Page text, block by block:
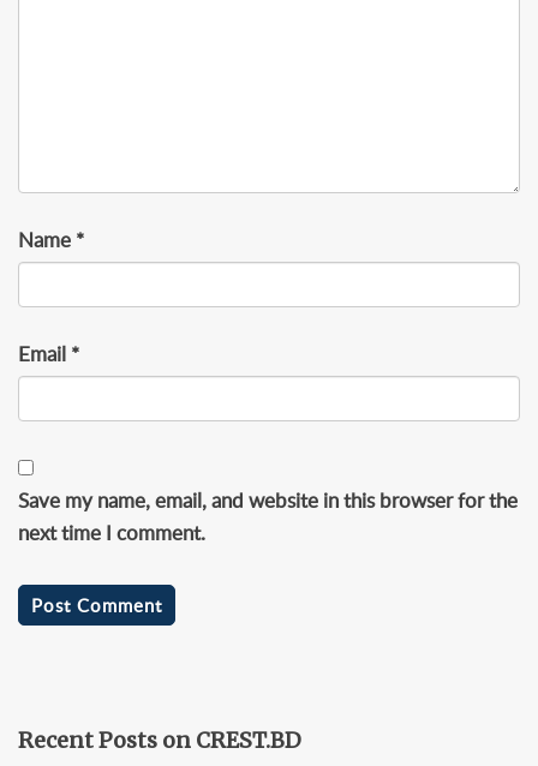
Name *
Email *
Save my name, email, and website in this browser for the
next time I comment.
Recent Posts on CREST.BD